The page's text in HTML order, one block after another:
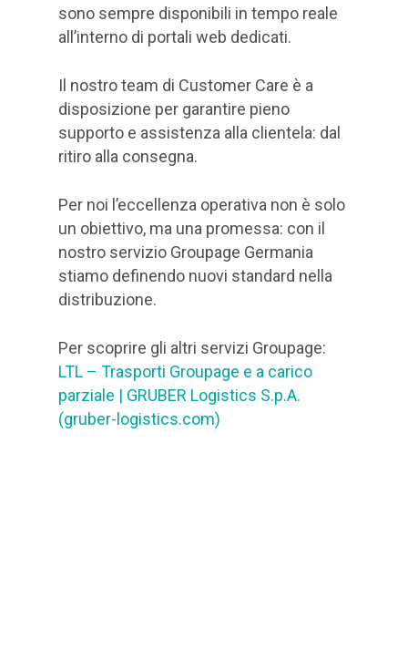
sono sempre disponibili in tempo reale
all’interno di portali web dedicati.
Il nostro team di Customer Care è a
disposizione per garantire pieno
supporto e assistenza alla clientela: dal
ritiro alla consegna.
Per noi l’eccellenza operativa non è solo
un obiettivo, ma una promessa: con il
nostro servizio Groupage Germania
stiamo definendo nuovi standard nella
distribuzione.
Per scoprire gli altri servizi Groupage:
LTL – Trasporti Groupage e a carico
parziale | GRUBER Logistics S.p.A.
(gruber-logistics.com)